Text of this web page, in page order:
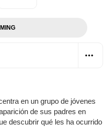
en un grupo de jóvenes
de sus padres en
descubrir qué les ha ocurrido